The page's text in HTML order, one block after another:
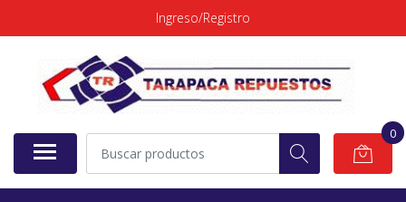
Ingreso/Registro
0